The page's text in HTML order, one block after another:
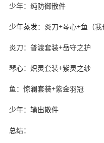
少年：纯防御散件
少年蒸发：炎刀+琴心+鱼（我
炎刀：普渡套装+岳守之护
琴心：炽灵套装+紫灵之纱
鱼：惊澜套装+紫金羽冠
少年：输出散件
总结：